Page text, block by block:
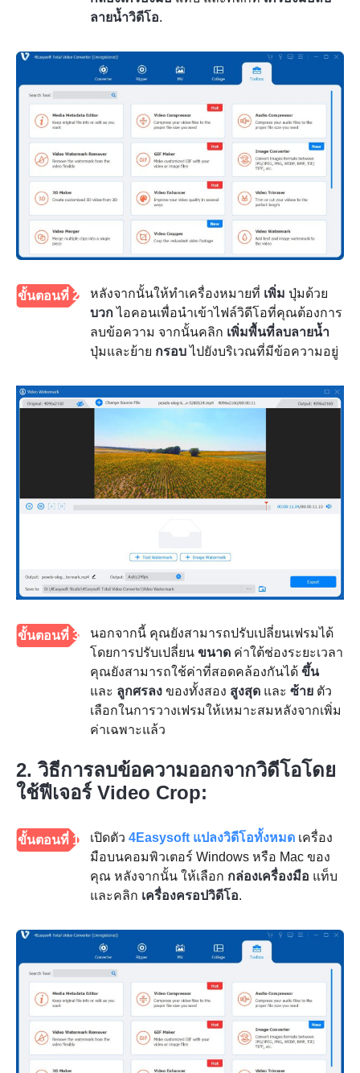
ลายน้ำวิดีโอ.
ขั้นตอนที่ 2 หลังจากนั้นให้ทำเครื่องหมายที่ เพิ่ม ปุ่มด้วย
บวก ไอคอนเพื่อนำเข้าไฟล์วิดีโอที่คุณต้องการ
ลบข้อความ จากนั้นคลิก เพิ่มพื้นที่ลบลายน้ำ
ปุ่มและย้าย กรอบไปยังบริเวณที่มีข้อความอยู่
ขั้นตอนที่ 3
นอกจากนี้ คุณยังสามารถปรับเปลี่ยนเฟรมได้
โดยการปรับเปลี่ยน ขนาด ค่าใต้ช่องระยะเวลา
คุณยังสามารถใช้ค่าที่สอดคล้องกันได้ ขึ้น
และ ลูกศรลง ของทั้งสอง สูงสุด และ ซ้าย ตัว
เลือกในการวางเฟรมให้เหมาะสมหลังจากเพิ่ม
ค่าเฉพาะแล้ว
2. วิธีการลบข้อความออกจากวิดีโอโดย
ใช้ฟีเจอร์ Video Crop:
ขั้นตอนที่ 1 เปิดตัว 4Easysoft แปลงวิดีโอทั้งหมด เครื่อง
มือบนคอมพิวเตอร์ Windows หรือ Mac ของ
คุณ หลังจากนั้น ให้เลือก กล่องเครื่องมือ แท็บ
และคลิก เครื่องครอปวิดีโอ.